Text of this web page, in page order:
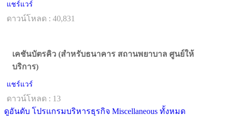
แชร์แวร์
ดาวน์โหลด : 40,831
เคชันบัตรคิว (สำหรับธนาคาร สถานพยาบาล ศูนย์ให้
บริการ)
แชร์แวร์
ดาวน์โหลด : 13
ดูอันดับ โปรแกรมบริหารธุรกิจ Miscellaneous ทั้งหมด